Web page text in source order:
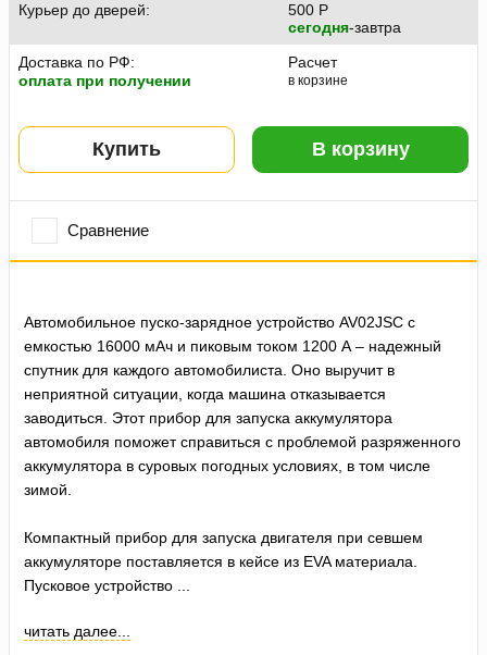
Курьер до дверей: 500 P
сегодня-завтра
Доставка по РФ:
оплата при получении
Расчет
в корзине
Купить В корзину
Сравнение
Автомобильное пуско-зарядное устройство AV02JSС с
емкостью 16000 мАч и пиковым током 1200 А – надежный
спутник для каждого автомобилиста. Оно выручит в
неприятной ситуации, когда машина отказывается
заводиться. Этот прибор для запуска аккумулятора
автомобиля поможет справиться с проблемой разряженного
аккумулятора в суровых погодных условиях, в том числе
зимой.
Компактный прибор для запуска двигателя при севшем
аккумуляторе поставляется в кейсе из EVA материала.
Пусковое устройство ...
читать далее...